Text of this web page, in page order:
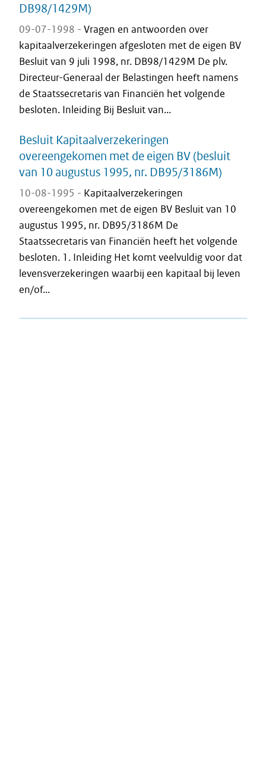
DB98/1429M)
09-07-1998 - Vragen en antwoorden over
kapitaalverzekeringen afgesloten met de eigen BV
Besluit van 9 juli 1998, nr. DB98/1429M De plv.
Directeur-Generaal der Belastingen heeft namens
de Staatssecretaris van Financiën het volgende
besloten. Inleiding Bij Besluit van...
Besluit Kapitaalverzekeringen
overeengekomen met de eigen BV (besluit
van 10 augustus 1995, nr. DB95/3186M)
10-08-1995 - Kapitaalverzekeringen
overeengekomen met de eigen BV Besluit van 10
augustus 1995, nr. DB95/3186M De
Staatssecretaris van Financiën heeft het volgende
besloten. 1. Inleiding Het komt veelvuldig voor dat
levensverzekeringen waarbij een kapitaal bij leven
en/of...